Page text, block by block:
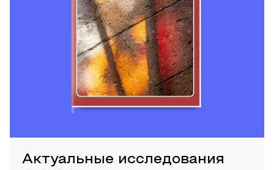
Актуальные исследования